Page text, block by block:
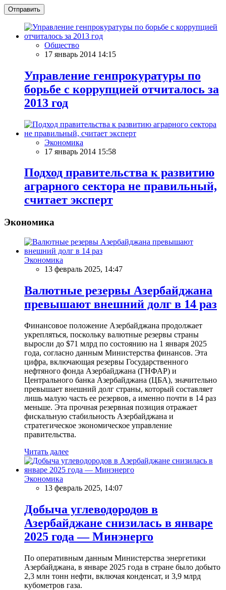
Отправить
Общество
17 январь 2014 14:15
Управление генпрокуратуры по
борьбе с коррупцией отчиталось за
2013 год
Экономика
17 январь 2014 15:58
Подход правительства к развитию
аграрного сектора не правильный,
считает эксперт
Экономика
Экономика
13 февраль 2025, 14:47
Валютные резервы Азербайджана
превышают внешний долг в 14 раз
Финансовое положение Азербайджана продолжает
укрепляться, поскольку валютные резервы страны
выросли до $71 млрд по состоянию на 1 января 2025
года, согласно данным Министерства финансов. Эта
цифра, включающая резервы Государственного
нефтяного фонда Азербайджана (ГНФАР) и
Центрального банка Азербайджана (ЦБА), значительно
превышает внешний долг страны, который составляет
лишь малую часть ее резервов, а именно почти в 14 раз
меньше. Эта прочная резервная позиция отражает
фискальную стабильность Азербайджана и
стратегическое экономическое управление
правительства.
Читать далее
Экономика
13 февраль 2025, 14:07
Добыча углеводородов в
Азербайджане снизилась в январе
2025 года — Минэнерго
По оперативным данным Министерства энергетики
Азербайджана, в январе 2025 года в стране было добыто
2,3 млн тонн нефти, включая конденсат, и 3,9 млрд
кубометров газа.